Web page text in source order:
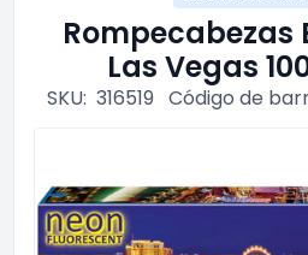
Rompecabezas
Las Vegas
SKU: 316519 Código de